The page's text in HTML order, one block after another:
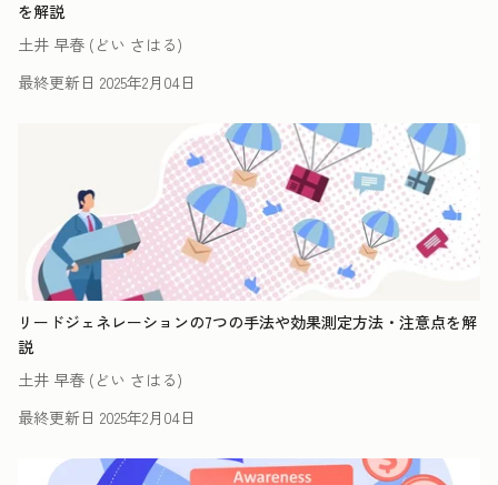
を解説
土井 早春 (どい さはる)
最終更新日 2025年2月04日
リードジェネレーションの7つの手法や効果測定方法・注意点を解
説
土井 早春 (どい さはる)
最終更新日 2025年2月04日